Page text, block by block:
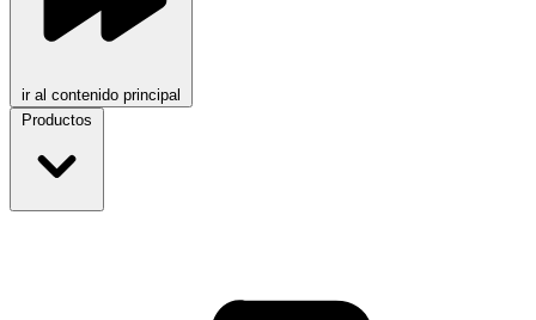
ir al contenido principal
Productos